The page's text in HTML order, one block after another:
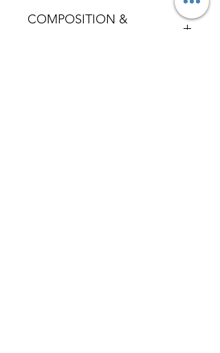
COMPOSITION &